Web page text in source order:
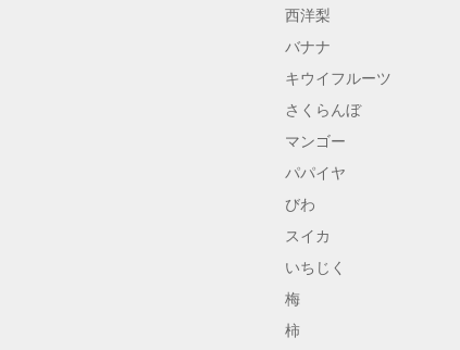
西洋梨
バナナ
キウイフルーツ
さくらんぼ
マンゴー
パパイヤ
びわ
スイカ
いちじく
梅
柿